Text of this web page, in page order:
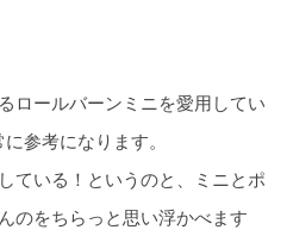
ロールバーンミニを愛用してい
参考になります。
ている！というのと、ミニとポ
のをちらっと思い浮かべます